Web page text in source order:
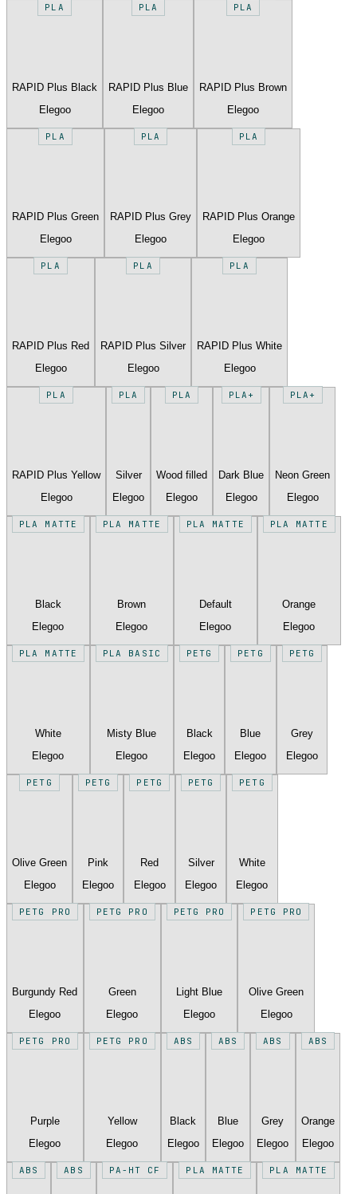
PLA
RAPID Plus Black
Elegoo
PLA
RAPID Plus Blue
Elegoo
PLA
RAPID Plus Brown
Elegoo
PLA
RAPID Plus Green
Elegoo
PLA
RAPID Plus Grey
Elegoo
PLA
RAPID Plus Orange
Elegoo
PLA
RAPID Plus Red
Elegoo
PLA
RAPID Plus Silver
Elegoo
PLA
RAPID Plus White
Elegoo
PLA
RAPID Plus Yellow
Elegoo
PLA
Silver
Elegoo
PLA
Wood filled
Elegoo
PLA+
Dark Blue
Elegoo
PLA+
Neon Green
Elegoo
PLA MATTE
Black
Elegoo
PLA MATTE
Brown
Elegoo
PLA MATTE
Default
Elegoo
PLA MATTE
Orange
Elegoo
PLA MATTE
White
Elegoo
PLA BASIC
Misty Blue
Elegoo
PETG
Black
Elegoo
PETG
Blue
Elegoo
PETG
Grey
Elegoo
PETG
Olive Green
Elegoo
PETG
Pink
Elegoo
PETG
Red
Elegoo
PETG
Silver
Elegoo
PETG
White
Elegoo
PETG PRO
Burgundy Red
Elegoo
PETG PRO
Green
Elegoo
PETG PRO
Light Blue
Elegoo
PETG PRO
Olive Green
Elegoo
PETG PRO
Purple
Elegoo
PETG PRO
Yellow
Elegoo
ABS
Black
Elegoo
ABS
Blue
Elegoo
ABS
Grey
Elegoo
ABS
Orange
Elegoo
ABS ABS PA-HT CF PLA MATTE PLA MATTE